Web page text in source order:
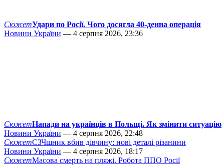
СюжетУдари по Росії. Чого досягла 40-денна операція
Новини України — 4 серпня 2026, 23:36
СюжетНапади на українців в Польщі. Як змінити ситуацію
Новини України — 4 серпня 2026, 22:48
СюжетСЗЧшник вбив дівчину: нові деталі різанини
Новини України — 4 серпня 2026, 18:17
СюжетМасова смерть на пляжі. Робота ППО Росії